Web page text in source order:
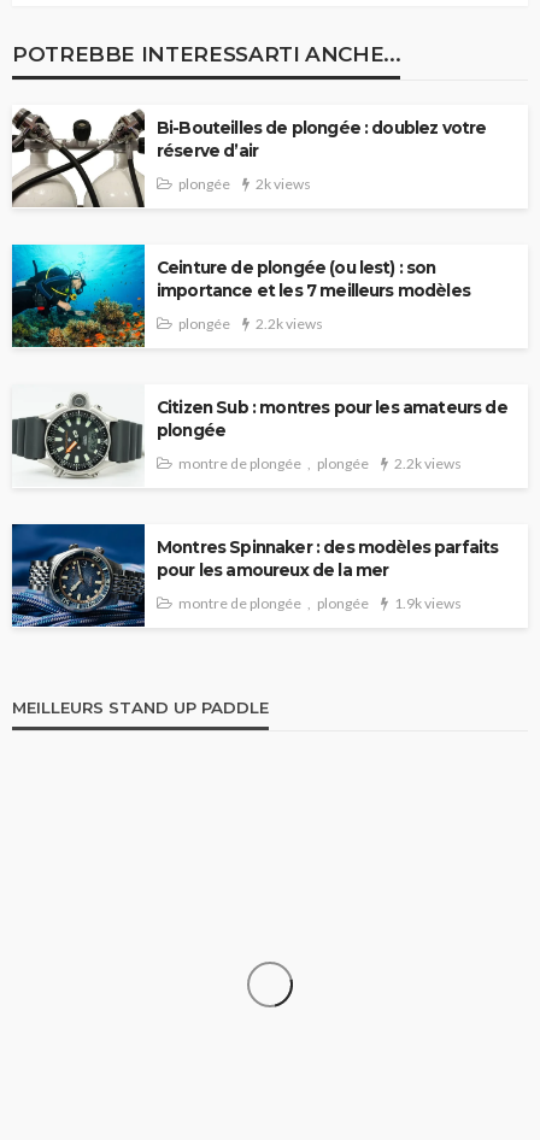
POTREBBE INTERESSARTI ANCHE...
Bi-Bouteilles de plongée : doublez votre
réserve d’air
plongée 2k views
Ceinture de plongée (ou lest) : son
importance et les 7 meilleurs modèles
plongée 2.2k views
Citizen Sub : montres pour les amateurs de
plongée
montre de plongée plongée 2.2k views
Montres Spinnaker : des modèles parfaits
pour les amoureux de la mer
montre de plongée plongée 1.9k views
MEILLEURS STAND UP PADDLE